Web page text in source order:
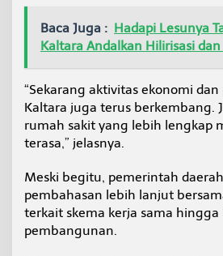
Baca Juga : Hadapi Lesunya
Kaltara Andalkan Hilirisasi
“Sekarang aktivitas ekonomi
Kaltara juga terus berkembang.
rumah sakit yang lebih lengkap
terasa,” jelasnya.
Meski begitu, pemerintah
pembahasan lebih lanjut
terkait skema kerja sama hingga
pembangunan.